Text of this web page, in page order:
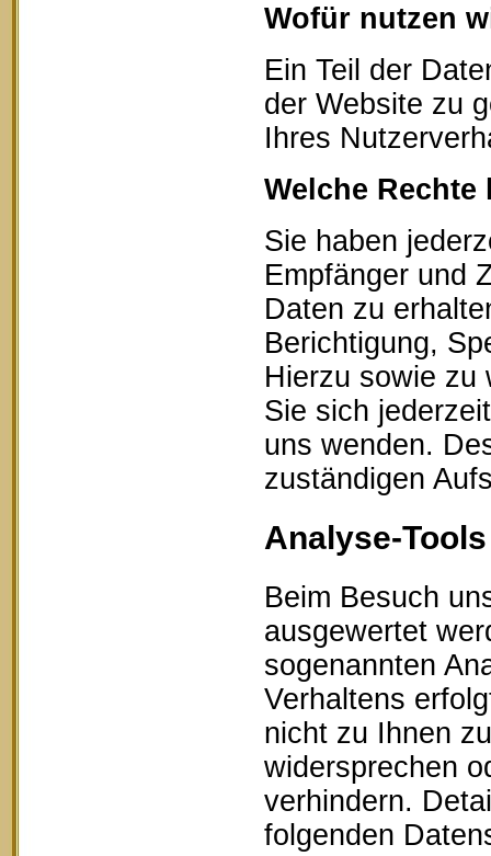
Wofür nutzen
Ein Teil der
der Website zu
Ihres
Welche
Sie haben
Empfänger und
Daten zu
Berichtigung,
Hierzu sowie zu
Sie sich
uns wenden.
zuständigen
Analyse-
Beim Besuch
ausgewertet
sogenannten
Verhaltens
nicht zu Ihnen
widersprechen
verhindern.
folgenden